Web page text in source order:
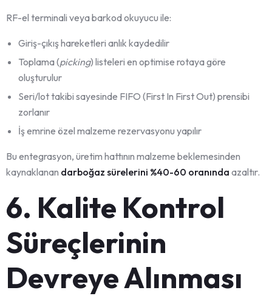
RF-el terminali veya barkod okuyucu ile:
Giriş-çıkış hareketleri anlık kaydedilir
Toplama (picking) listeleri en optimise rotaya göre
oluşturulur
Seri/lot takibi sayesinde FIFO (First In First Out) prensibi
zorlanır
İş emrine özel malzeme rezervasyonu yapılır
Bu entegrasyon, üretim hattının malzeme beklemesinden
kaynaklanan darboğaz sürelerini %40-60 oranında azaltır.
6. Kalite Kontrol
Süreçlerinin
Devreye Alınması